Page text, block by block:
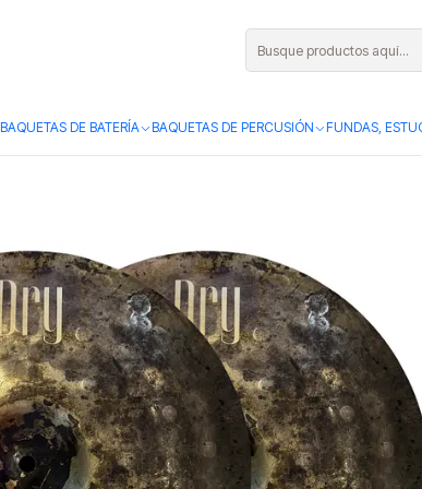
BAQUETAS DE BATERÍA BAQUETAS DE PERCUSIÓN FUNDAS,